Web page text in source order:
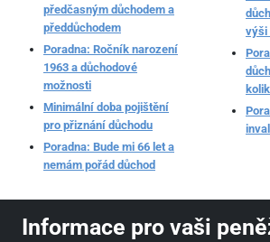
předčasným důchodem a
předdůchodem
Poradna: Ročník narození
1963 a důchodové
možnosti
Minimální doba pojištění
pro přiznání důchodu
Poradna: Bude mi 66 let a
nemám pořád důchod
výši
Informace pro vaši